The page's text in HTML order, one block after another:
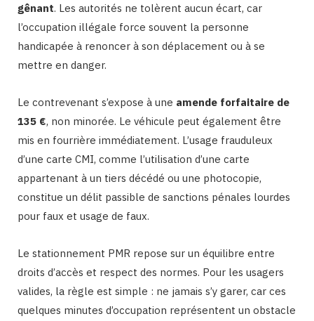
gênant. Les autorités ne tolèrent aucun écart, car
l’occupation illégale force souvent la personne
handicapée à renoncer à son déplacement ou à se
mettre en danger.
Le contrevenant s’expose à une amende forfaitaire de
135 €, non minorée. Le véhicule peut également être
mis en fourrière immédiatement. L’usage frauduleux
d’une carte CMI, comme l’utilisation d’une carte
appartenant à un tiers décédé ou une photocopie,
constitue un délit passible de sanctions pénales lourdes
pour faux et usage de faux.
Le stationnement PMR repose sur un équilibre entre
droits d’accès et respect des normes. Pour les usagers
valides, la règle est simple : ne jamais s’y garer, car ces
quelques minutes d’occupation représentent un obstacle